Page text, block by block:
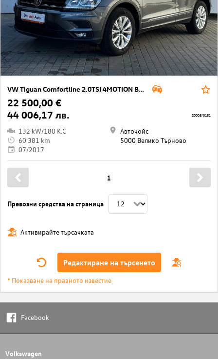
VW Tiguan Comfortline 2.0TSI 4MOTION BMT
22 500,00 €
44 006,17 лв.
132 kW/180 K.C
60 381 km
07/2017
Авточойс
5000 Велико Търново
20005/3151
Превозни средства на страница
1
Активирайте търсачката
Редактиране на търсенето
* Показване на правното известие
Facebook
Volkswagen